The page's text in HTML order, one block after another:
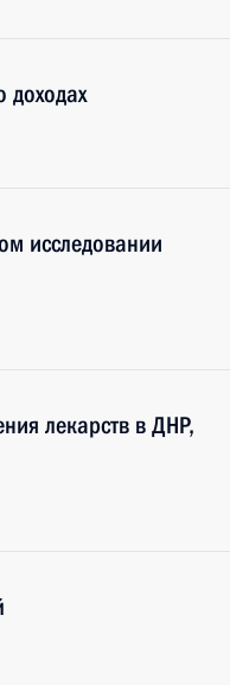
доходах
исследовании
лекарств в ДНР,